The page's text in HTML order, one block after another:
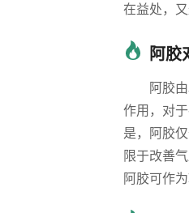
在益处，
阿胶
阿胶
作用，对
是，阿胶
限于改善
阿胶可作